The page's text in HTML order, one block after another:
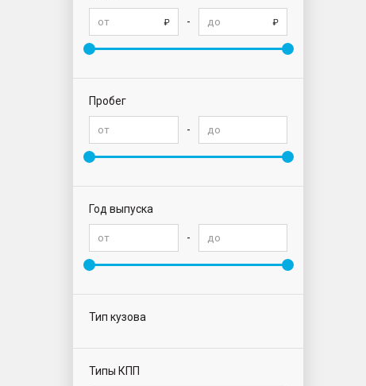
-
Пробег
-
Год выпуска
-
Тип кузова
Типы КПП